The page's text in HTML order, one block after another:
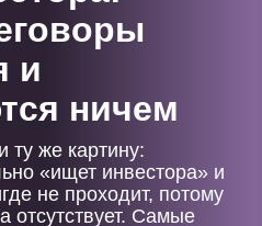
и
ничем
ту же картину:
«ищет инвестора» и
не проходит, потому
отсутствует. Самые